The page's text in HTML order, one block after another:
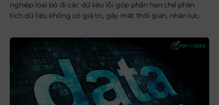
nghiệp loại bỏ đi các dữ liệu lỗi góp phần hạn chế phân
tích dữ liệu không có giá trị, gây mất thời gian, nhân lực.